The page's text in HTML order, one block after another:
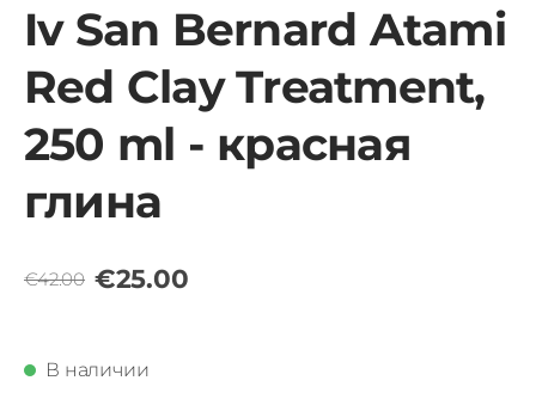
Iv San Bernard Atami
Red Clay Treatment,
250 ml - красная
глина
€42.00 €25.00
В наличии